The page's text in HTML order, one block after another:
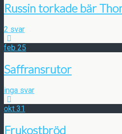
Russin torkade bär
2 svar
feb 25
Saffransrutor
inga svar
okt 31
Frukostbröd